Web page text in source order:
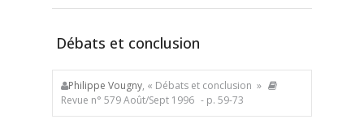
Débats et conclusion
Philippe Vougny, « Débats et conclusion »
Revue n° 579 Août/Sept 1996 - p. 59-73